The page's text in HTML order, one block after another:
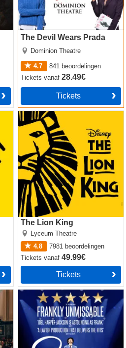
The Devil Wears Prada
Dominion Theatre
4.7 841 beoordelingen
Ticketsvanaf28.49€
Tickets
The Lion King
Lyceum Theatre
4.8
7981 beoordelingen
Ticketsvanaf49.99€
Tickets
The Lion King
Sinatra the Musical